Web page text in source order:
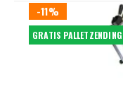
-11%
GRATIS PALLETZENDING